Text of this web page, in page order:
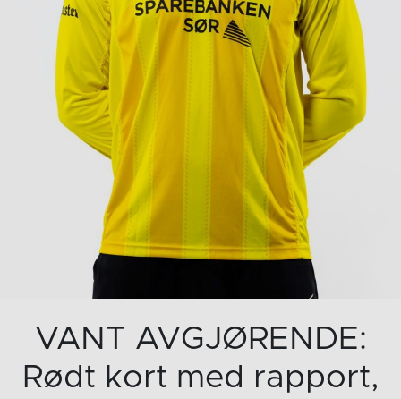
VANT AVGJØRENDE:
Rødt kort med rapport,